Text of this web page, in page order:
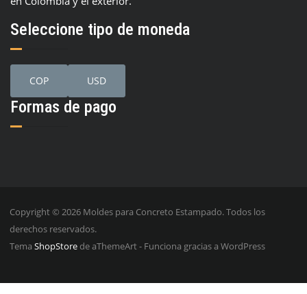
Seleccione tipo de moneda
COP USD
Formas de pago
Copyright © 2026 Moldes para Concreto Estampado. Todos los
derechos reservados.
Tema ShopStorede aThemeArt - Funciona gracias a WordPress